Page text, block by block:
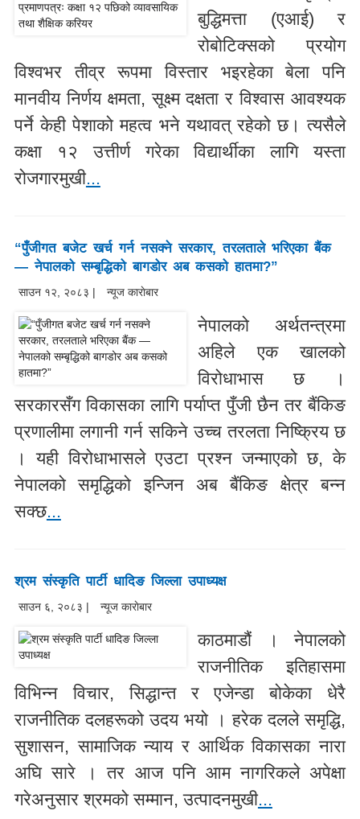
बुद्धिमत्ता (एआई) र
रोबोटिक्सको प्रयोग
विश्वभर तीव्र रूपमा विस्तार भइरहेका बेला पनि
मानवीय निर्णय क्षमता, सूक्ष्म दक्षता र विश्वास आवश्यक
पर्ने केही पेशाको महत्व भने यथावत् रहेको छ। त्यसैले
कक्षा १२ उत्तीर्ण गरेका विद्यार्थीका लागि यस्ता
रोजगारमुखी...
“पुँजीगत बजेट खर्च गर्न नसक्ने सरकार, तरलताले भरिएका बैंक
— नेपालको सम्बृद्धिको बागडोर अब कसको हातमा?”
साउन १२, २०८३ | न्यूज काराेबार
नेपालको अर्थतन्त्रमा
अहिले एक खालको
विरोधाभास छ ।
सरकारसँग विकासका लागि पर्याप्त पुँजी छैन तर बैंकिङ
प्रणालीमा लगानी गर्न सकिने उच्च तरलता निष्क्रिय छ
। यही विरोधाभासले एउटा प्रश्न जन्माएको छ, के
नेपालको समृद्धिको इन्जिन अब बैंकिङ क्षेत्र बन्न
सक्छ...
श्रम संस्कृति पार्टी धादिङ जिल्ला उपाध्यक्ष
साउन ६, २०८३ | न्यूज काराेबार
काठमाडौं । नेपालको
राजनीतिक इतिहासमा
विभिन्न विचार, सिद्धान्त र एजेन्डा बोकेका धेरै
राजनीतिक दलहरूको उदय भयो । हरेक दलले समृद्धि,
सुशासन, सामाजिक न्याय र आर्थिक विकासका नारा
अघि सारे । तर आज पनि आम नागरिकले अपेक्षा
गरेअनुसार श्रमको सम्मान, उत्पादनमुखी...